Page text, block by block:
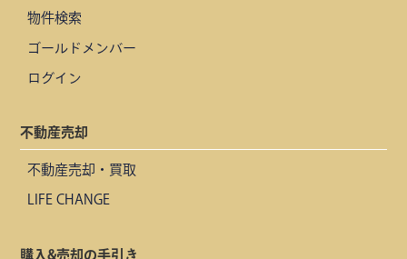
物件検索
ゴールドメンバー
ログイン
不動産売却
不動産売却・買取
LIFE CHANGE
購入&売却の手引き